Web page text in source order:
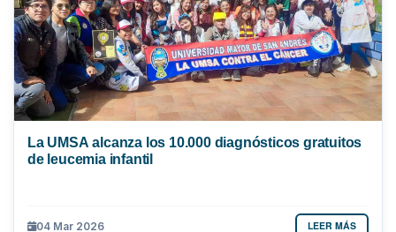
La UMSA alcanza los 10.000 diagnósticos gratuitos
de leucemia infantil
04 Mar 2026 LEER MÁS